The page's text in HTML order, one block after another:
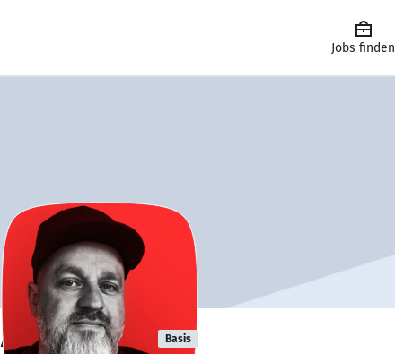
Jobs finden
Axel Schmidt Basis